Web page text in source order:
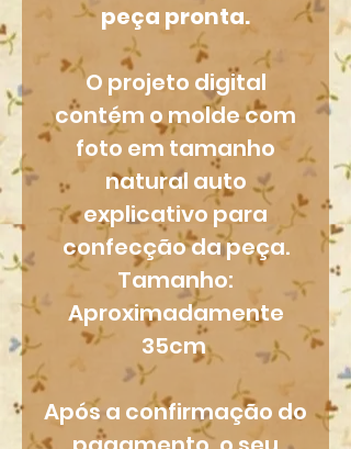
peça pronta.
O projeto digital
contém o molde com
foto em tamanho
natural auto
explicativo para
confecção da peça.
Tamanho:
Aproximadamente
35cm
Após a confirmação do